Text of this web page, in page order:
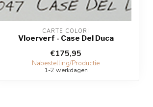
CARTE COLORI
Vloerverf - Case Del Duca
€175,95
Nabestelling/Productie
1-2 werkdagen